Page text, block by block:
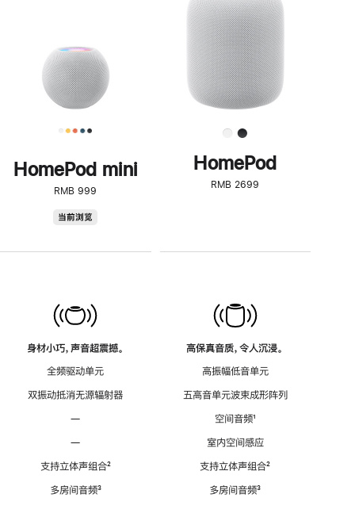
HomePod mini
RMB 999
当前浏览
身材小巧，声音超震撼。
全频驱动单元
双振动抵消无源辐射器
—
—
支持立体声组合脚
²
多房间音频脚
³
了
解
HomePod<
HomePod
RMB 2699
高保真音质，令人沉浸。
高振幅低音单元
五高音单元波束成形阵列
空间音频脚
¹
室内空间感应
支持立体声组合脚
²
多房间音频脚
³